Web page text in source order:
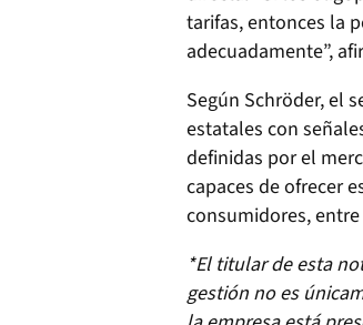
tarifas, entonces la
adecuadamente”,
Según Schröder, el
estatales con
definidas por el
capaces de ofrecer
consumidores,
*El titular de esta
gestión no es